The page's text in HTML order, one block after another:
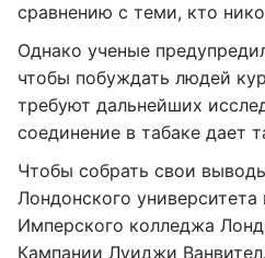
сравнению с теми, кто
Однако ученые
чтобы побуждать людей
требуют дальнейших
соединение в табаке дает
Чтобы собрать свои
Лондонского
Имперского колледжа
Кампании Луиджи